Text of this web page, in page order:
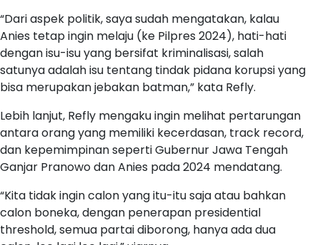
“Dari aspek politik, saya sudah mengatakan, kalau
Anies tetap ingin melaju (ke Pilpres 2024), hati-hati
dengan isu-isu yang bersifat kriminalisasi, salah
satunya adalah isu tentang tindak pidana korupsi yang
bisa merupakan jebakan batman,” kata Refly.
Lebih lanjut, Refly mengaku ingin melihat pertarungan
antara orang yang memiliki kecerdasan, track record,
dan kepemimpinan seperti Gubernur Jawa Tengah
Ganjar Pranowo dan Anies pada 2024 mendatang.
“Kita tidak ingin calon yang itu-itu saja atau bahkan
calon boneka, dengan penerapan presidential
threshold, semua partai diborong, hanya ada dua